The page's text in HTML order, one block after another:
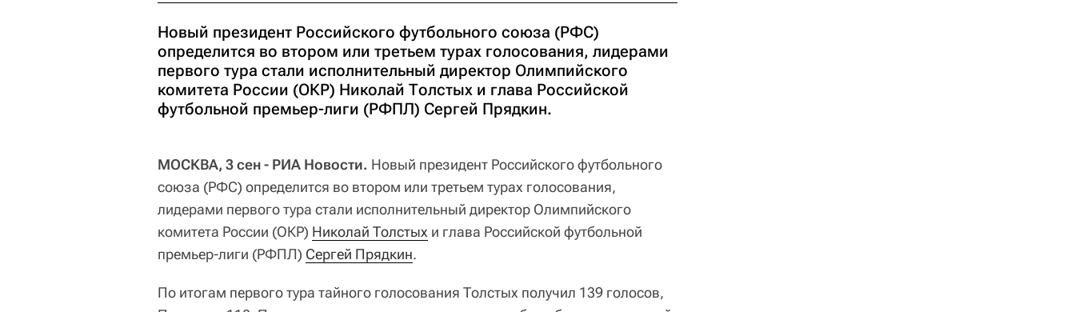
Новый президент Российского футбольного союза (РФС)
определится во втором или третьем турах голосования, лидерами
первого тура стали исполнительный директор Олимпийского
комитета России (ОКР) Николай Толстых и глава Российской
футбольной премьер-лиги (РФПЛ) Сергей Прядкин.
МОСКВА, 3 сен - РИА Новости. Новый президент Российского футбольного
союза (РФС) определится во втором или третьем турах голосования,
лидерами первого тура стали исполнительный директор Олимпийского
комитета России (ОКР) Николай Толстых и глава Российской футбольной
премьер-лиги (РФПЛ) Сергей Прядкин.
По итогам первого тура тайного голосования Толстых получил 139 голосов,